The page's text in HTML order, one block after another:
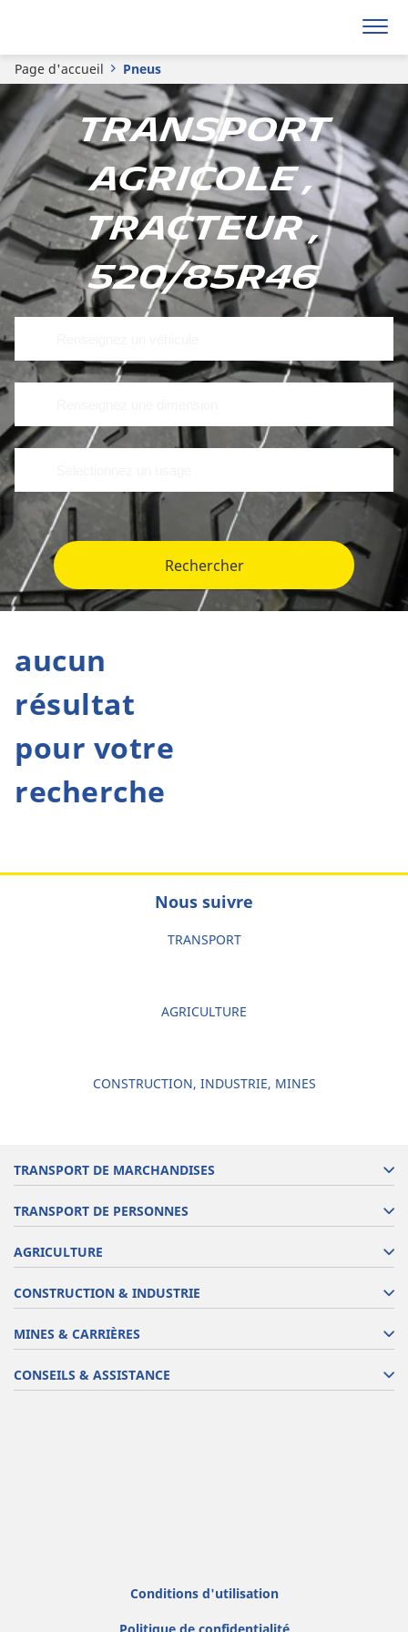
Page d'accueil Pneus
Transport
Agricole ,
Tracteur ,
520/85R46
Rechercher
aucun
résultat
pour votre
recherche
Nous suivre
TRANSPORT
AGRICULTURE
CONSTRUCTION, INDUSTRIE, MINES
TRANSPORT DE MARCHANDISES
TRANSPORT DE PERSONNES
AGRICULTURE
CONSTRUCTION & INDUSTRIE
MINES & CARRIÈRES
CONSEILS & ASSISTANCE
Conditions d'utilisation